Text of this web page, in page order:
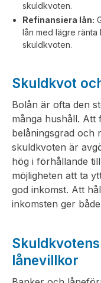
skuldkvoten.
Refinansiera lån:
lån med lägre ränta
skuldkvoten.
Skuldkvot
Bolån är ofta den
många hushåll.
belåningsgrad och
skuldkvoten är
hög i förhållande
möjligheten att ta
god inkomst. Att
inkomsten ger
lånevillkor